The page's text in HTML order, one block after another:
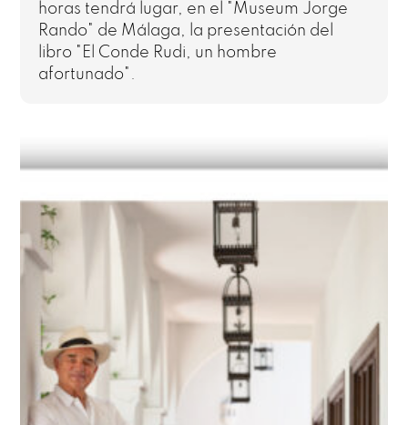
horas tendrá lugar, en el "Museum Jorge
Rando" de Málaga, la presentación del
libro "El Conde Rudi, un hombre
afortunado".